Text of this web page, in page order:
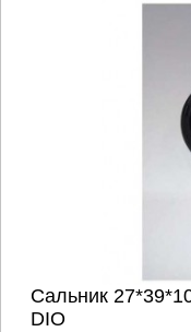
Сальник
DIO